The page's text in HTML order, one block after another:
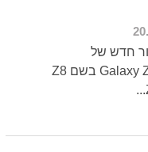
חדש של
מתקפלים מסדרת Galaxy Z8 בשם Z8